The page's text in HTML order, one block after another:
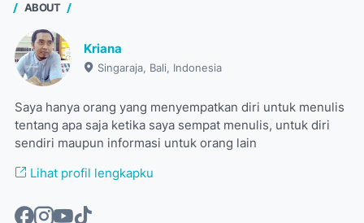
ABOUT
Kriana
Singaraja, Bali, Indonesia
Saya hanya orang yang menyempatkan diri untuk menulis
tentang apa saja ketika saya sempat menulis, untuk diri
sendiri maupun informasi untuk orang lain
Lihat profil lengkapku